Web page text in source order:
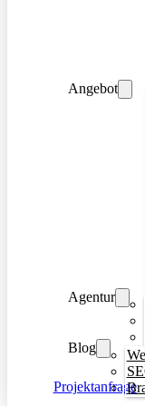
Angebot
Agentur
Blog
Projektanfrage